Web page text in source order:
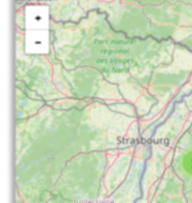
+
−